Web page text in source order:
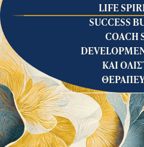
LIFE
SUCCESS
COACH
ΚΑΙ